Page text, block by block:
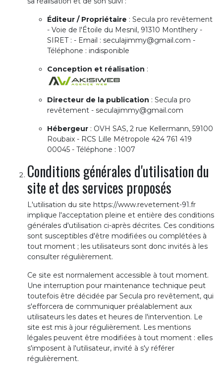
Éditeur / Propriétaire : Secula pro revêtement
- Voie de l'Étoile du Mesnil, 91310 Montlhery -
SIRET : - Email : seculajimmy@gmail.com -
Téléphone : indisponible
Conception et réalisation :
Directeur de la publication : Secula pro
revêtement - seculajimmy@gmail.com
Hébergeur : OVH SAS, 2 rue Kellermann, 59100
Roubaix - RCS Lille Métropole 424 761 419
00045 - Téléphone : 1007
Conditions générales d'utilisation du
site et des services proposés
L'utilisation du site https://www.revetement-91.fr
implique l'acceptation pleine et entière des conditions
générales d'utilisation ci-après décrites. Ces conditions
sont susceptibles d'être modifiées ou complétées à
tout moment ; les utilisateurs sont donc invités à les
consulter régulièrement.
Ce site est normalement accessible à tout moment.
Une interruption pour maintenance technique peut
toutefois être décidée par Secula pro revêtement, qui
s'efforcera de communiquer préalablement aux
utilisateurs les dates et heures de l'intervention. Le
site est mis à jour régulièrement. Les mentions
légales peuvent être modifiées à tout moment : elles
s'imposent à l'utilisateur, invité à s'y référer
régulièrement.